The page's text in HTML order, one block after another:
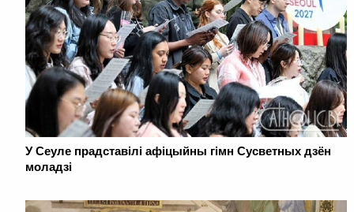
У Сеуле прадставілі афіцыйны гімн Сусветных дзён
моладзі